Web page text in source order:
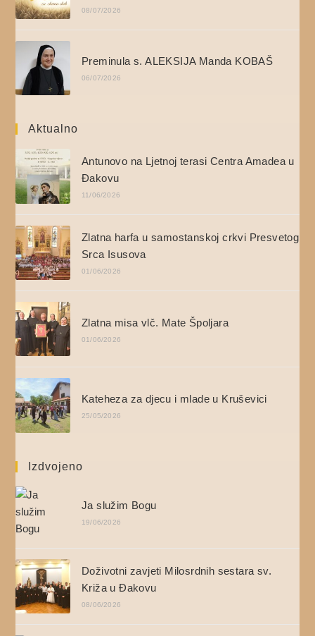
08/07/2026
Preminula s. ALEKSIJA Manda KOBAŠ
06/07/2026
Aktualno
Antunovo na Ljetnoj terasi Centra Amadea u
Đakovu
11/06/2026
Zlatna harfa u samostanskoj crkvi Presvetog
Srca Isusova
01/06/2026
Zlatna misa vlč. Mate Špoljara
01/06/2026
Kateheza za djecu i mlade u Kruševici
25/05/2026
Izdvojeno
Ja služim Bogu
19/06/2026
Doživotni zavjeti Milosrdnih sestara sv.
Križa u Đakovu
08/06/2026